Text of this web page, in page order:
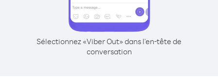
Sélectionnez «Viber Out» dans l'en-tête de
conversation